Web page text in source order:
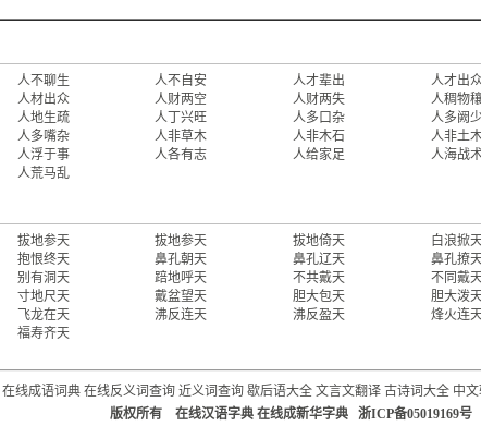
人不聊生 人不自安 人才辈出 人才出
人材出众 人财两空 人财两失 人稠物
人地生疏 人丁兴旺 人多口杂 人多阙
人多嘴杂 人非草木 人非木石 人非土
人浮于事 人各有志 人给家足 人海战
人荒马乱
拔地参天 拔地参天 拔地倚天 白浪掀
抱恨终天 鼻孔朝天 鼻孔辽天 鼻孔撩
别有洞天 踣地呼天 不共戴天 不同戴
寸地尺天 戴盆望天 胆大包天 胆大泼
飞龙在天 沸反连天 沸反盈天 烽火连
福寿齐天
在线成语词典 在线反义词查询 近义词查询 歇后语大全 文言文翻译 古诗词大全 中
版权所有 在线汉语字典 在线成新华字典 浙ICP备05019169号